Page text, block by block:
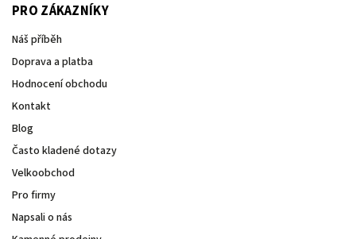
PRO ZÁKAZNÍKY
Náš příběh
Doprava a platba
Hodnocení obchodu
Kontakt
Blog
Často kladené dotazy
Velkoobchod
Pro firmy
Napsali o nás